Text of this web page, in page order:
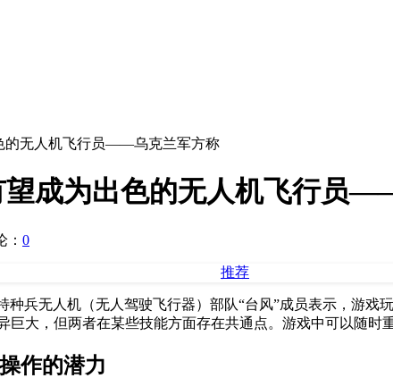
的无人机飞行员——乌克兰军方称
望成为出色的无人机飞行员
： 0
兵无人机（无人驾驶飞行器）部队“台风”成员表示，游
巨大，但两者在某些技能方面存在共通点。游戏中可以随时
作的潜力